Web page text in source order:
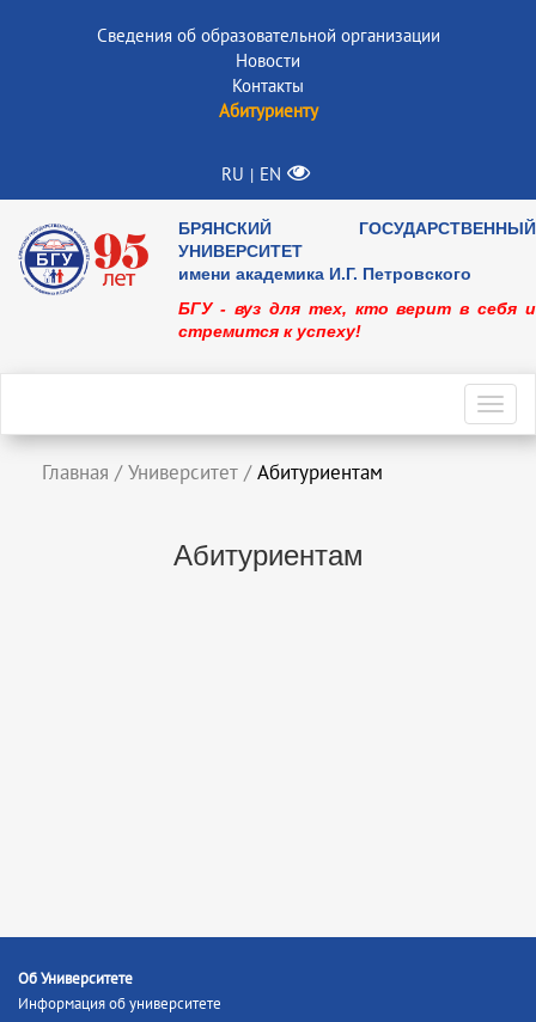
Сведения об образовательной организации
Новости
Контакты
Абитуриенту
RU | EN
БРЯНСКИЙ ГОСУДАРСТВЕННЫЙ
УНИВЕРСИТЕТ
имени академика И.Г. Петровского
БГУ - вуз для тех, кто верит в себя и
стремится к успеху!
Главная / Университет / Абитуриентам
Абитуриентам
Об Университете
Информация об университете